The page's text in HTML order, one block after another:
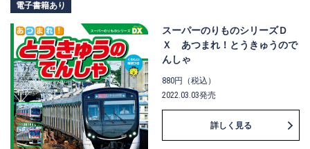
電子書籍あり
スーパーのりものシリーズＤ
Ｘ あつまれ！とうきゅうので
んしゃ
880円（税込）
2022.03.03発売
詳しく見る